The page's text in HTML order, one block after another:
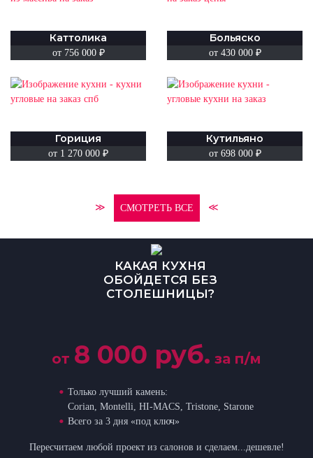
Каттолика
от 756 000 ₽
Больяско
от 430 000 ₽
Гориция
от 1 270 000 ₽
Кутильяно
от 698 000 ₽
≫ СМОТРЕТЬ ВСЕ ≪
КАКАЯ КУХНЯ
ОБОЙДЕТСЯ БЕЗ
СТОЛЕШНИЦЫ?
от 8 000 руб. за п/м
Только лучший камень:
Corian, Montelli, HI-MACS, Tristone, Starone
Всего за 3 дня «под ключ»
Пересчитаем любой проект из салонов и сделаем...дешевле!